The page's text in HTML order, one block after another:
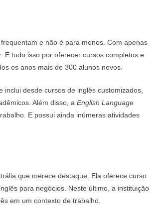
e não é para menos. Com apenas
E tudo isso por oferecer cursos completos e
os anos mais de 300 alunos novos.
desde cursos de inglês customizados,
Além disso, a English Language
E possui ainda inúmeras atividades
que merece destaque. Ela oferece curso
para negócios. Neste último, a instituição
em um contexto de trabalho.